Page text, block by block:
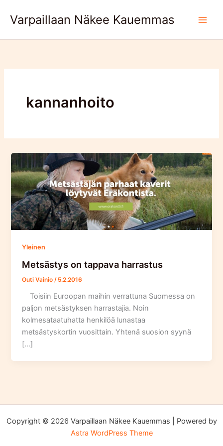
Varpaillaan Näkee Kauemmas
kannanhoito
Yleinen
Metsästys on tappava harrastus
Outi Vainio/ 5.2.2016
Toisiin Euroopan maihin verrattuna Suomessa on
paljon metsästyksen harrastajia. Noin
kolmesataatuhatta henkilöä lunastaa
metsästyskortin vuosittain. Yhtenä suosion syynä
[…]
Copyright © 2026 Varpaillaan Näkee Kauemmas | Powered by
Astra WordPress Theme